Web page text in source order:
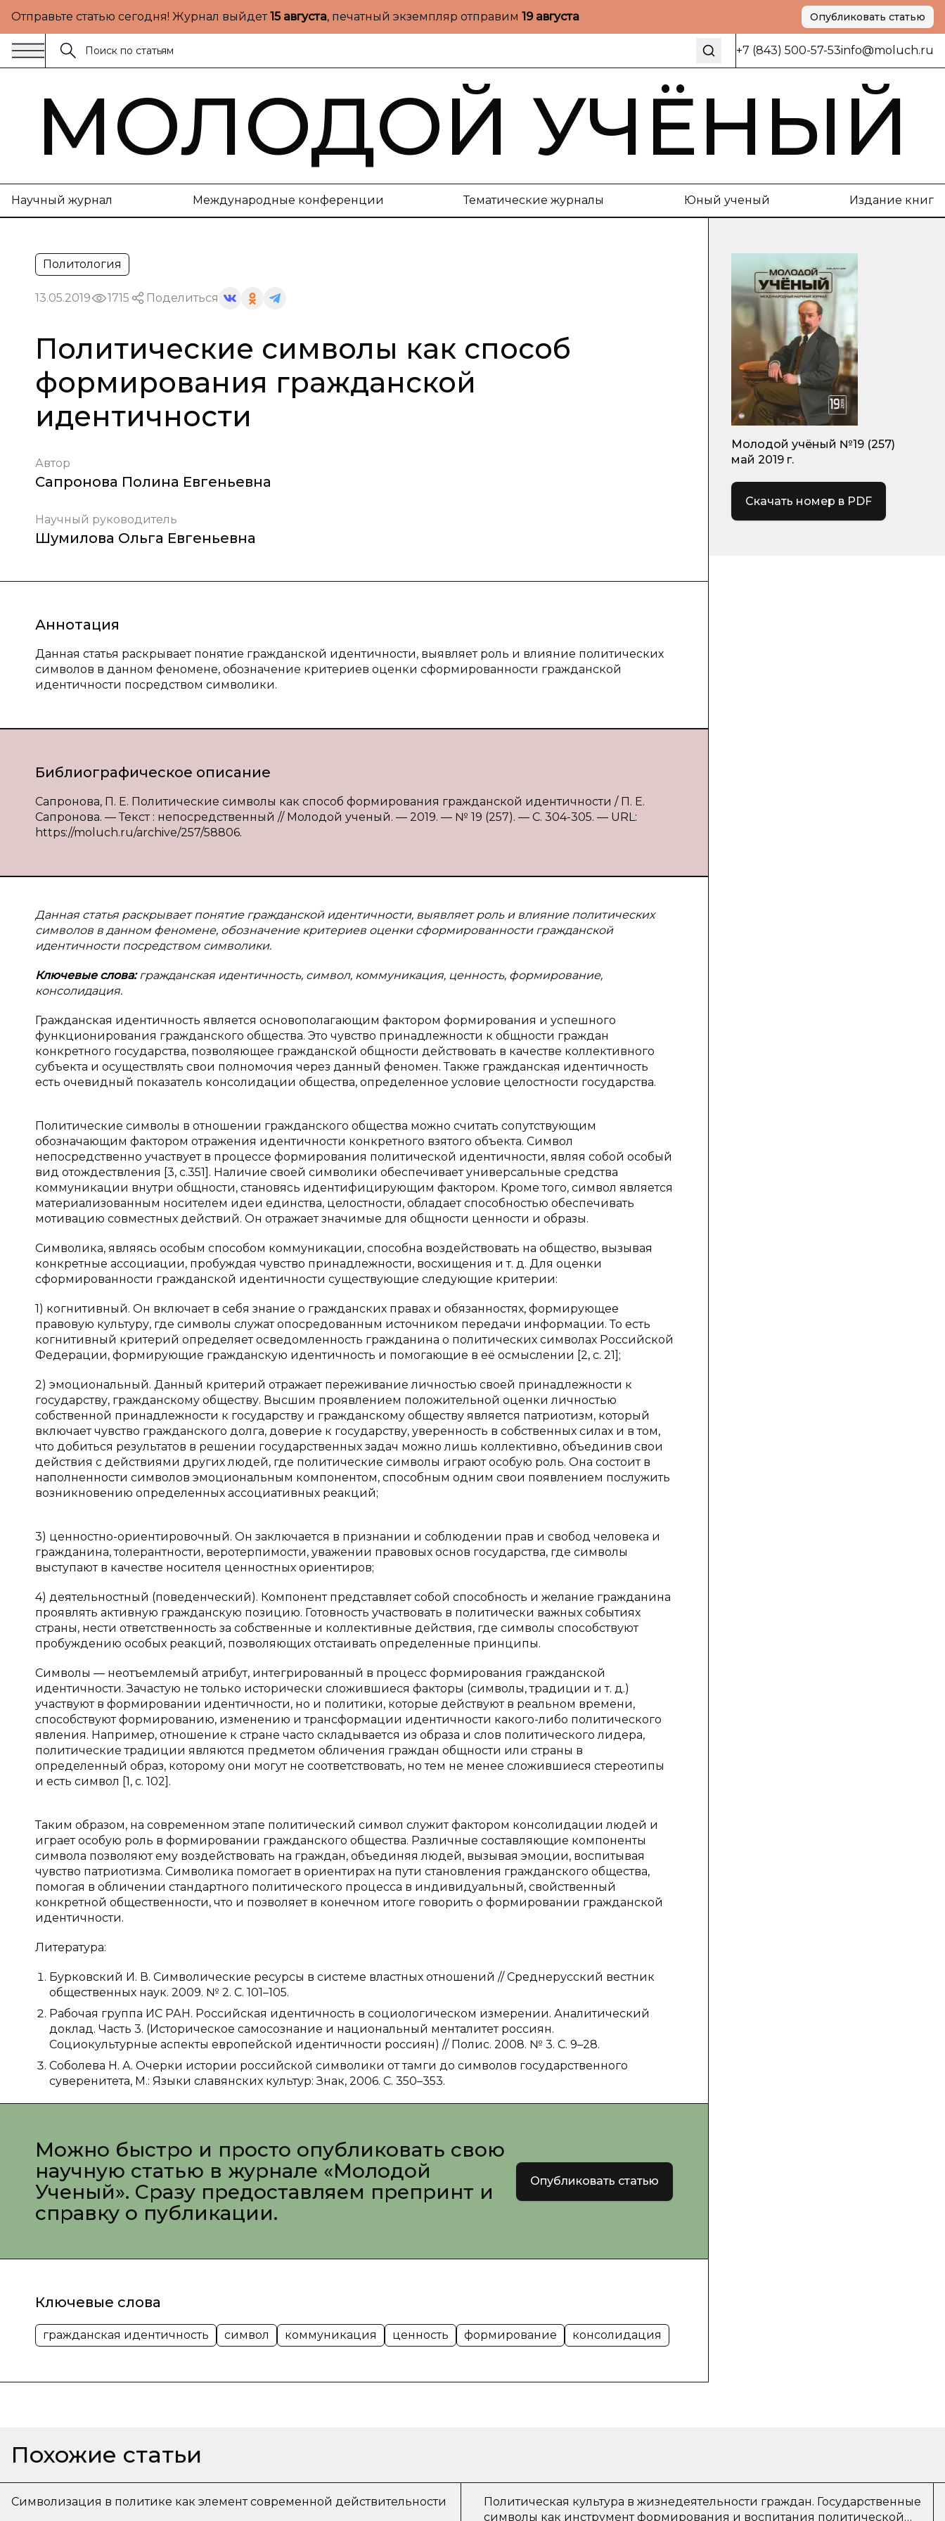
Отправьте статью сегодня! Журнал выйдет15 августа, печатный экземпляр отправим 19 августа Опубликовать статью
+7 (843) 500-57-53info@moluch.ru
МОЛОДОЙ УЧЁНЫЙ
Научный журнал Международные конференции Тематические журналы Юный ученый Издание книг
Политология
13.05.2019 1715 Поделиться
Политические символы как способ
формирования гражданской
идентичности
Автор
Сапронова Полина Евгеньевна
Научный руководитель
Шумилова Ольга Евгеньевна
Аннотация
Данная статья раскрывает понятие гражданской идентичности, выявляет роль и влияние политических
символов в данном феномене, обозначение критериев оценки сформированности гражданской
идентичности посредством символики.
Библиографическое описание
Сапронова, П. Е. Политические символы как способ формирования гражданской идентичности / П. Е.
Сапронова. — Текст : непосредственный // Молодой ученый. — 2019. — № 19 (257). — С. 304-305. — URL:
https://moluch.ru/archive/257/58806.
Данная статья раскрывает понятие гражданской идентичности, выявляет роль и влияние политических
символов в данном феномене, обозначение критериев оценки сформированности гражданской
идентичности посредством символики.
Ключевые слова:гражданская идентичность, символ, коммуникация, ценность, формирование,
консолидация.
Гражданская идентичность является основополагающим фактором формирования и успешного
функционирования гражданского общества. Это чувство принадлежности к общности граждан
конкретного государства, позволяющее гражданской общности действовать в качестве коллективного
субъекта и осуществлять свои полномочия через данный феномен. Также гражданская идентичность
есть очевидный показатель консолидации общества, определенное условие целостности государства.
Политические символы в отношении гражданского общества можно считать сопутствующим
обозначающим фактором отражения идентичности конкретного взятого объекта. Символ
непосредственно участвует в процессе формирования политической идентичности, являя собой особый
вид отождествления [3, с.351]. Наличие своей символики обеспечивает универсальные средства
коммуникации внутри общности, становясь идентифицирующим фактором. Кроме того, символ является
материализованным носителем идеи единства, целостности, обладает способностью обеспечивать
мотивацию совместных действий. Он отражает значимые для общности ценности и образы.
Символика, являясь особым способом коммуникации, способна воздействовать на общество, вызывая
конкретные ассоциации, пробуждая чувство принадлежности, восхищения и т. д. Для оценки
сформированности гражданской идентичности существующие следующие критерии:
1) когнитивный. Он включает в себя знание о гражданских правах и обязанностях, формирующее
правовую культуру, где символы служат опосредованным источником передачи информации. То есть
когнитивный критерий определяет осведомленность гражданина о политических символах Российской
Федерации, формирующие гражданскую идентичность и помогающие в её осмыслении [2, с. 21];
2) эмоциональный. Данный критерий отражает переживание личностью своей принадлежности к
государству, гражданскому обществу. Высшим проявлением положительной оценки личностью
собственной принадлежности к государству и гражданскому обществу является патриотизм, который
включает чувство гражданского долга, доверие к государству, уверенность в собственных силах и в том,
что добиться результатов в решении государственных задач можно лишь коллективно, объединив свои
действия с действиями других людей, где политические символы играют особую роль. Она состоит в
наполненности символов эмоциональным компонентом, способным одним свои появлением послужить
возникновению определенных ассоциативных реакций;
3) ценностно-ориентировочный. Он заключается в признании и соблюдении прав и свобод человека и
гражданина, толерантности, веротерпимости, уважении правовых основ государства, где символы
выступают в качестве носителя ценностных ориентиров;
4) деятельностный (поведенческий). Компонент представляет собой способность и желание гражданина
проявлять активную гражданскую позицию. Готовность участвовать в политически важных событиях
страны, нести ответственность за собственные и коллективные действия, где символы способствуют
пробуждению особых реакций, позволяющих отстаивать определенные принципы.
Символы — неотъемлемый атрибут, интегрированный в процесс формирования гражданской
идентичности. Зачастую не только исторически сложившиеся факторы (символы, традиции и т. д.)
участвуют в формировании идентичности, но и политики, которые действуют в реальном времени,
способствуют формированию, изменению и трансформации идентичности какого-либо политического
явления. Например, отношение к стране часто складывается из образа и слов политического лидера,
политические традиции являются предметом обличения граждан общности или страны в
определенный образ, которому они могут не соответствовать, но тем не менее сложившиеся стереотипы
и есть символ [1, с. 102].
Таким образом, на современном этапе политический символ служит фактором консолидации людей и
играет особую роль в формировании гражданского общества. Различные составляющие компоненты
символа позволяют ему воздействовать на граждан, объединяя людей, вызывая эмоции, воспитывая
чувство патриотизма. Символика помогает в ориентирах на пути становления гражданского общества,
помогая в обличении стандартного политического процесса в индивидуальный, свойственный
конкретной общественности, что и позволяет в конечном итоге говорить о формировании гражданской
идентичности.
Литература:
Бурковский И. В. Символические ресурсы в системе властных отношений // Среднерусский вестник
общественных наук. 2009. № 2. С. 101–105.
Рабочая группа ИС РАН. Российская идентичность в социологическом измерении. Аналитический
доклад. Часть 3. (Историческое самосознание и национальный менталитет россиян.
Социокультурные аспекты европейской идентичности россиян) // Полис. 2008. № 3. С. 9–28.
Соболева Н. А. Очерки истории российской символики от тамги до символов государственного
суверенитета, М.: Языки славянских культур: Знак, 2006. С. 350–353.
Можно быстро и просто опубликовать свою
научную статью в журнале «Молодой
Ученый». Сразу предоставляем препринт и
справку о публикации.
Опубликовать статью
Ключевые слова
гражданская идентичность символ коммуникация ценность формирование консолидация
Молодой учёный №19 (257)
май 2019 г.
Скачать номер в PDF
Похожие статьи
Символизация в политике как элемент современной действительности
Политическая культура в жизнедеятельности граждан. Государственные
символы как инструмент формирования и воспитания политической